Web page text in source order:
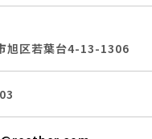
旭区若葉台4-13-1306